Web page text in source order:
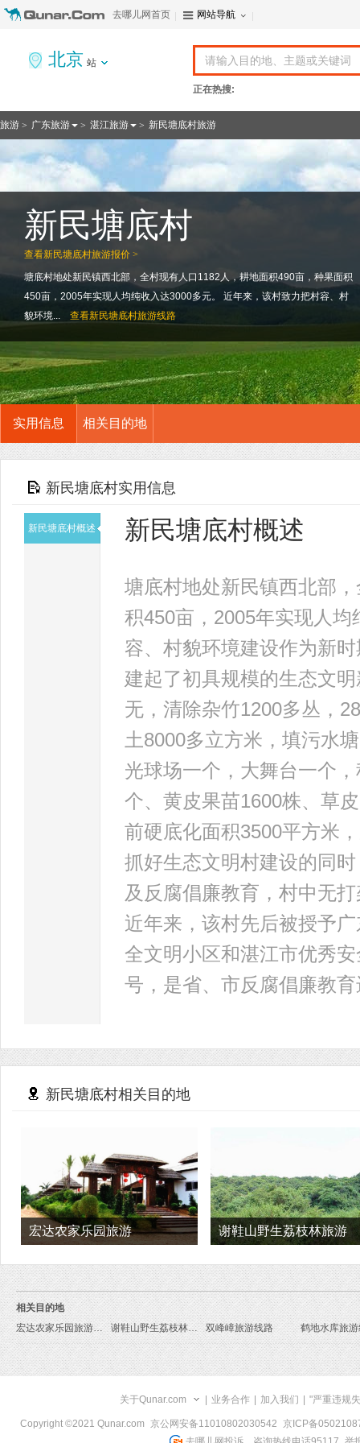
去哪儿网首页 网站导航
北京 站
正在热搜:
旅游 > 广东旅游 > 湛江旅游 > 新民塘底村旅游
查看新民塘底村旅游报价 >
新民塘底村
塘底村地处新民镇西北部，全村现有人口1182人，耕地面积490亩，种果面积
450亩，2005年实现人均纯收入达3000多元。 近年来，该村致力把村容、村
貌环境...
查看新民塘底村旅游线路
实用信息 相关目的地
新民塘底村实用信息
新民塘底村概述 新民塘底村概述
塘底村地处新民镇西北部
积450亩，2005年实现人
容、村貌环境建设作为新
建起了初具规模的生态文
无，清除杂竹1200多丛，
土8000多立方米，填污水
光球场一个，大舞台一个
个、黄皮果苗1600株、草
前硬底化面积3500平方米
抓好生态文明村建设的同
及反腐倡廉教育，村中无
近年来，该村先后被授予
全文明小区和湛江市优秀
号，是省、市反腐倡廉教
新民塘底村相关目的地
宏达农家乐园旅游 谢鞋山野生荔枝林旅游
相关目的地
宏达农家乐园旅游线路
谢鞋山野生荔枝林旅游线路 双峰嶂旅游线路 鹤地水库旅
关于Qunar.com 业务合作 加入我们 "严重违规
Copyright ©2021 Qunar.com 京公网安备11010802030542
京ICP备